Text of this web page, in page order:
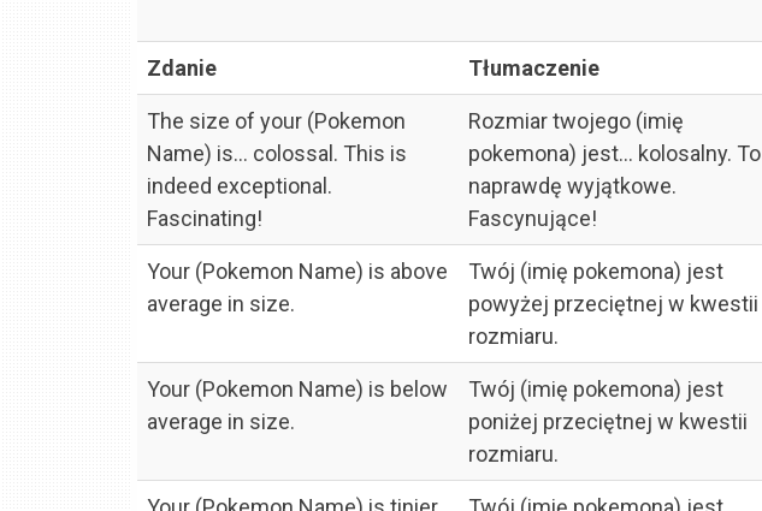
Zdanie Tłumaczenie
The size of your (Pokemon
Name) is... colossal. This is
indeed exceptional.
Fascinating!
Rozmiar twojego (imię
pokemona) jest... kolosalny. To
naprawdę wyjątkowe.
Fascynujące!
Your (Pokemon Name) is above
average in size.
Twój (imię pokemona) jest
powyżej przeciętnej w kwestii
rozmiaru.
Your (Pokemon Name) is below
average in size.
Twój (imię pokemona) jest
poniżej przeciętnej w kwestii
rozmiaru.